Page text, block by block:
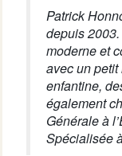
Patrick
depuis
moderne et
avec un
enfantine,
également
Générale à
Spécialisée